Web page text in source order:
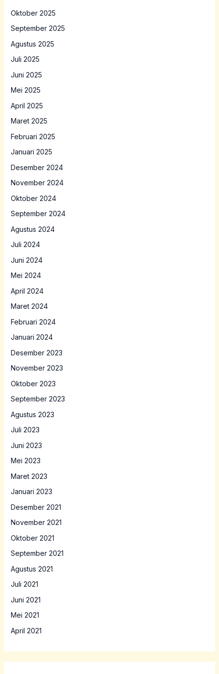
Oktober 2025
September 2025
Agustus 2025
Juli 2025
Juni 2025
Mei 2025
April 2025
Maret 2025
Februari 2025
Januari 2025
Desember 2024
November 2024
Oktober 2024
September 2024
Agustus 2024
Juli 2024
Juni 2024
Mei 2024
April 2024
Maret 2024
Februari 2024
Januari 2024
Desember 2023
November 2023
Oktober 2023
September 2023
Agustus 2023
Juli 2023
Juni 2023
Mei 2023
Maret 2023
Januari 2023
Desember 2021
November 2021
Oktober 2021
September 2021
Agustus 2021
Juli 2021
Juni 2021
Mei 2021
April 2021